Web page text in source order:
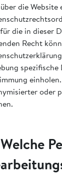
die
die in dieser
Recht
oder